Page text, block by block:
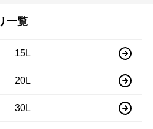
一覧
15L
20L
30L